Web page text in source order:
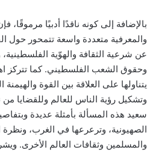
بالإضافة إلى كونه ناقدًا أدبيًا مرموقًا،
والمعرفية متعددة واسعة تتمحور حول
عن شرعية الثقافة والهوّية
وحقوق الشعب الفلسطيني. كما تتركز
يتناولها على العلاقة بين القوة والهيمنة
وتشكيل رؤية الناس للعالم وللقضايا
سعيد هذه المسألة بأمثلة عديدة
الصهيونية، وترعرعها في الغرب،
والمسلمين وثقافات العالم الأخرى.